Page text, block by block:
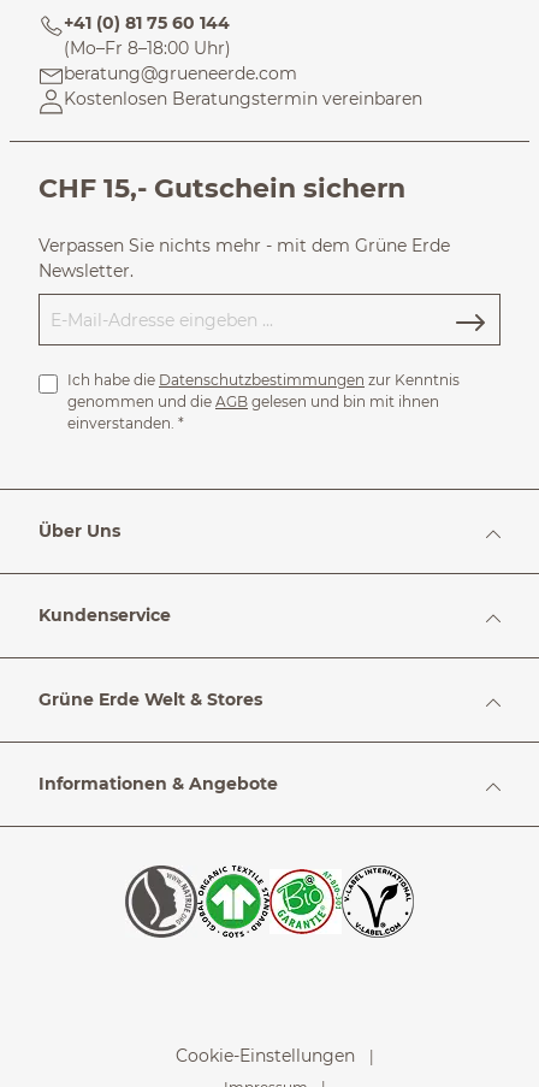
+41 (0) 81 75 60 144
(Mo–Fr 8–18:00 Uhr)
beratung@grueneerde.com
Kostenlosen Beratungstermin vereinbaren
CHF 15,- Gutschein sichern
Verpassen Sie nichts mehr - mit dem Grüne Erde
Newsletter.
Ich habe die Datenschutzbestimmungen zur Kenntnis
genommen und die AGB gelesen und bin mit ihnen
einverstanden. *
Über Uns
Kundenservice
Grüne Erde Welt & Stores
Informationen & Angebote
Cookie-Einstellungen